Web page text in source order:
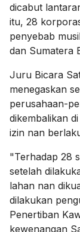
dicabut
itu, 28
penyebab
dan Sumatera
Juru Bicara
menegaskan
perusahaan-
dikembalikan
izin nan
"Terhadap 28
setelah
lahan nan
dilakukan
Penertiban
kewenangan